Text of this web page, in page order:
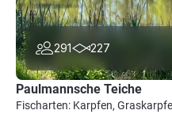
291 227
Paulmannsche Teiche
Fischarten: Karpfen,